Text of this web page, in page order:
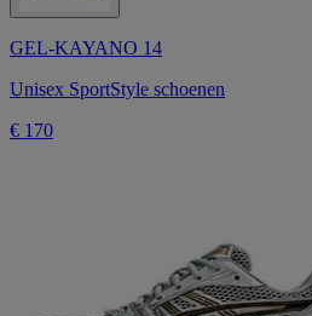
GEL-KAYANO 14
Unisex SportStyle schoenen
€ 170